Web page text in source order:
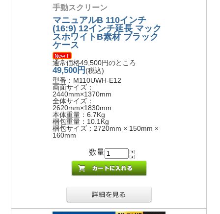
手動スクリーン
マニュアルB 110インチ
(16:9) 12インチ延長 マック
スホワイトB素材 ブラック
ケース
通常価格49,500円のところ
49,500円 (税込)
型番：M110UWH-E12
画面サイズ：
2440mm×1370mm
全体サイズ：
2620mm×1830mm
本体重量：6.7Kg
梱包重量：10.1Kg
梱包サイズ：2720mm × 150mm ×
160mm
数量